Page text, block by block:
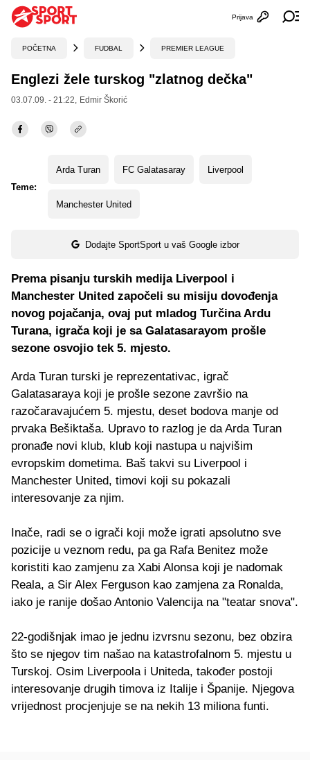
Otvori
Prijava
POČETNA FUDBAL PREMIER LEAGUE
Englezi žele turskog "zlatnog dečka"
03.07.09. - 21:22, Edmir Škorić
Teme:
Arda Turan FC Galatasaray Liverpool
Manchester United
Dodajte SportSport u vaš Google izbor
Prema pisanju turskih medija Liverpool i
Manchester United započeli su misiju dovođenja
novog pojačanja, ovaj put mladog Turčina Ardu
Turana, igrača koji je sa Galatasarayom prošle
sezone osvojio tek 5. mjesto.
Arda Turan turski je reprezentativac, igrač
Galatasaraya koji je prošle sezone završio na
razočaravajućem 5. mjestu, deset bodova manje od
prvaka Bešiktaša. Upravo to razlog je da Arda Turan
pronađe novi klub, klub koji nastupa u najvišim
evropskim dometima. Baš takvi su Liverpool i
Manchester United, timovi koji su pokazali
interesovanje za njim.
Inače, radi se o igrači koji može igrati apsolutno sve
pozicije u veznom redu, pa ga Rafa Benitez može
koristiti kao zamjenu za Xabi Alonsa koji je nadomak
Reala, a Sir Alex Ferguson kao zamjena za Ronalda,
iako je ranije došao Antonio Valencija na "teatar snova".
22-godišnjak imao je jednu izvrsnu sezonu, bez obzira
što se njegov tim našao na katastrofalnom 5. mjestu u
Turskoj. Osim Liverpoola i Uniteda, također postoji
interesovanje drugih timova iz Italije i Španije. Njegova
vrijednost procjenjuje se na nekih 13 miliona funti.